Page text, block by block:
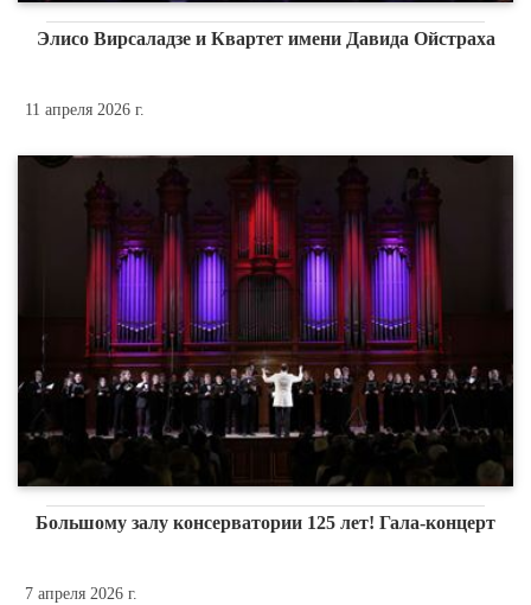
Элисо Вирсаладзе и Квартет имени Давида Ойстраха
11 апреля 2026 г.
Большому залу консерватории 125 лет! Гала-концерт
7 апреля 2026 г.